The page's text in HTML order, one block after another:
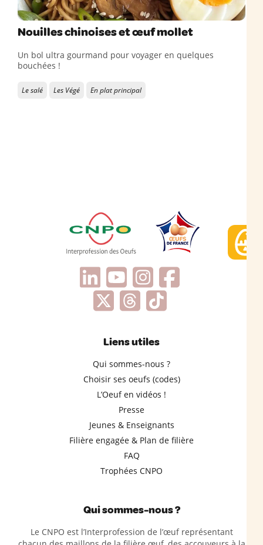
Nouilles chinoises et œuf mollet
Un bol ultra gourmand pour voyager en quelques
bouchées !
Le salé Les Végé En plat principal
Liens utiles
Qui sommes-nous ?
Choisir ses oeufs (codes)
L’Oeuf en vidéos !
Presse
Jeunes & Enseignants
Filière engagée & Plan de filière
FAQ
Trophées CNPO
Qui sommes-nous ?
Le CNPO est l’Interprofession de l’œuf représentant